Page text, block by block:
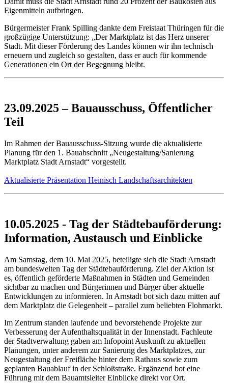
Eigenmitteln aufbringen.
Bürgermeister Frank Spilling dankte dem Freistaat Thüringen für die
großzügige Unterstützung: „Der Marktplatz ist das Herz unserer
Stadt. Mit dieser Förderung des Landes können wir ihn technisch
erneuern und zugleich so gestalten, dass er auch für kommende
Generationen ein Ort der Begegnung bleibt.
23.09.2025 – Bauausschuss, Öffentlicher
Teil
Im Rahmen der Bauausschuss-Sitzung wurde die aktualisierte
Planung für den 1. Bauabschnitt „Neugestaltung/Sanierung
Marktplatz Stadt Arnstadt“ vorgestellt.
Aktualisierte Präsentation Heinisch Landschaftsarchitekten
10.05.2025 - Tag der Städtebauförderung:
Information, Austausch und Einblicke
Am Samstag, dem 10. Mai 2025, beteiligte sich die Stadt Arnstadt
am bundesweiten Tag der Städtebauförderung. Ziel der Aktion ist
es, öffentlich geförderte Maßnahmen in Städten und Gemeinden
sichtbar zu machen und Bürgerinnen und Bürger über aktuelle
Entwicklungen zu informieren. In Arnstadt bot sich dazu mitten auf
dem Marktplatz die Gelegenheit – parallel zum beliebten Flohmarkt.
Im Zentrum standen laufende und bevorstehende Projekte zur
Verbesserung der Aufenthaltsqualität in der Innenstadt. Fachleute
der Stadtverwaltung gaben am Infopoint Auskunft zu aktuellen
Planungen, unter anderem zur Sanierung des Marktplatzes, zur
Neugestaltung der Freifläche hinter dem Rathaus sowie zum
geplanten Bauablauf in der Schloßstraße. Ergänzend bot eine
Führung mit dem Bauamtsleiter Einblicke direkt vor Ort.